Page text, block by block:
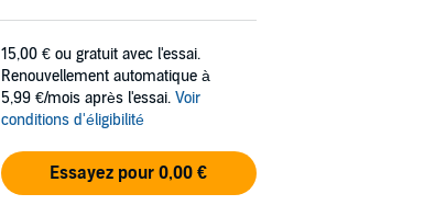
15,00 € ou gratuit avec l'essai.
Renouvellement automatique à
5,99 €/mois après l'essai. Voir
conditions d'éligibilité
Essayez pour 0,00 €